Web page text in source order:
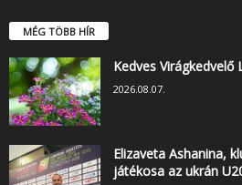
MÉG TÖBB HÍR
Kedves Virágkedvelő
2026.08.07.
Elizaveta Ashanina,
játékosa az ukrán